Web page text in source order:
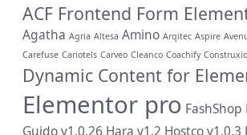
ACF Frontend Form
Agatha Agria Altesa Amino Arqitec Aspire
Carefuse Cariotels Carveo Cleanco Coachify Construxio
Dynamic Content for
Elementor pro FashShop
Guido v1.0.26 Hara v1.2 Hostco v1.0.3